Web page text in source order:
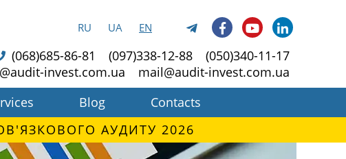
RU UA EN
(068)685-86-81 (097)338-12-88
(050)340-11-17
invest.com.ua
mail@audit-invest.com.ua
Blog
Contacts
АУДИТУ 2026